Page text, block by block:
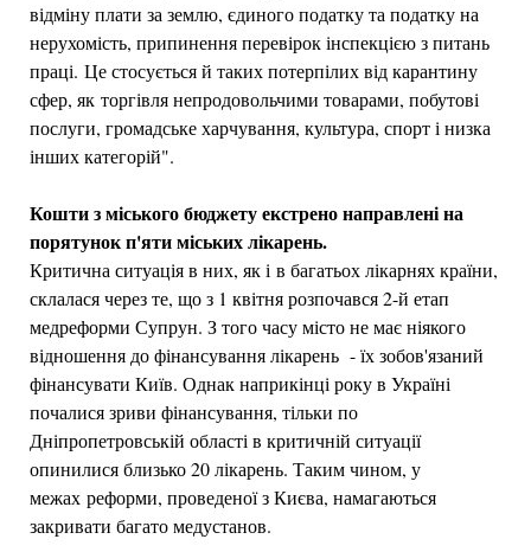
відміну плати за землю, єдиного податку та податку на
нерухомість, припинення перевірок інспекцією з питань
праці. Це стосується й таких потерпілих від карантину
сфер, як торгівля непродовольчими товарами, побутові
послуги, громадське харчування, культура, спорт і низка
інших категорій".
Кошти з міського бюджету екстрено направлені на
порятунок п'яти міських лікарень.
Критична ситуація в них, як і в багатьох лікарнях країни,
склалася через те, що з 1 квітня розпочався 2-й етап
медреформи Супрун. З того часу місто не має ніякого
відношення до фінансування лікарень - їх зобов'язаний
фінансувати Київ. Однак наприкінці року в Україні
почалися зриви фінансування, тільки по
Дніпропетровській області в критичній ситуації
опинилися близько 20 лікарень. Таким чином, у
межах реформи, проведеної з Києва, намагаються
закривати багато медустанов.